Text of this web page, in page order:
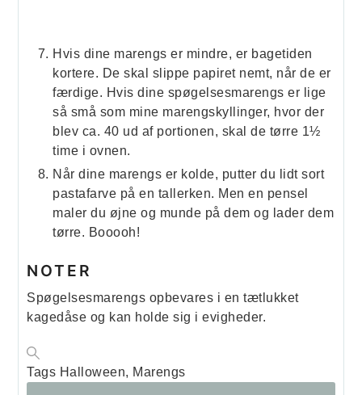
Hvis dine marengs er mindre, er bagetiden
kortere. De skal slippe papiret nemt, når de er
færdige. Hvis dine spøgelsesmarengs er lige
så små som mine marengskyllinger, hvor der
blev ca. 40 ud af portionen, skal de tørre 1½
time i ovnen.
Når dine marengs er kolde, putter du lidt sort
pastafarve på en tallerken. Men en pensel
maler du øjne og munde på dem og lader dem
tørre. Booooh!
NOTER
Spøgelsesmarengs opbevares i en tætlukket
kagedåse og kan holde sig i evigheder.
Tags Halloween, Marengs